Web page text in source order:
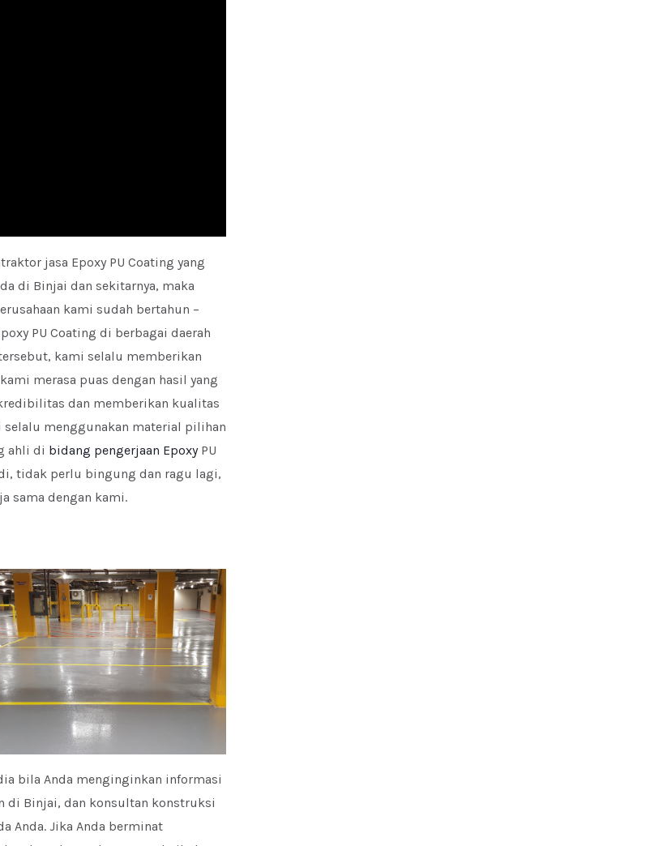
jasa Epoxy PU Coating yang
di Binjai dan sekitarnya, maka
kami sudah bertahun –
PU Coating di berbagai daerah
kami selalu memberikan
merasa puas dengan hasil yang
dan memberikan kualitas
selalu menggunakan material pilihan
ahli di bidang pengerjaan EpoxyPU
tidak perlu bingung dan ragu lagi,
sama dengan kami.
bila Anda menginginkan informasi
di Binjai, dan konsultan konstruksi
Anda. Jika Anda berminat